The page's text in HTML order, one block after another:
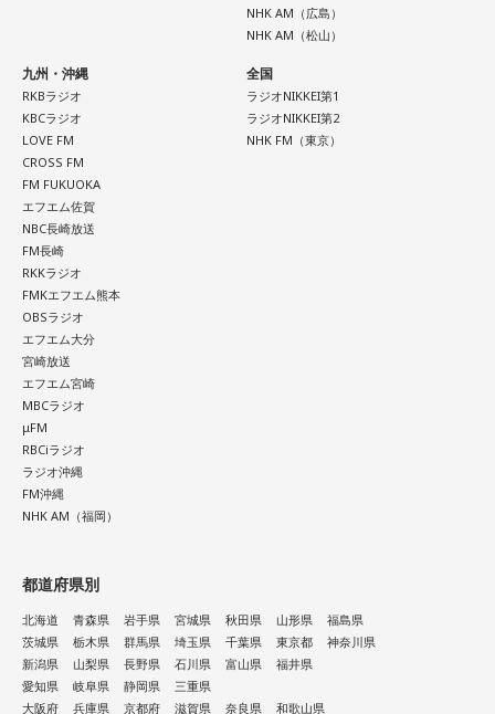
NHK AM（広島）
NHK AM（松山）
九州・沖縄
RKBラジオ
KBCラジオ
LOVE FM
CROSS FM
FM FUKUOKA
エフエム佐賀
NBC長崎放送
FM長崎
RKKラジオ
FMKエフエム熊本
OBSラジオ
エフエム大分
宮崎放送
エフエム宮崎
MBCラジオ
μFM
RBCiラジオ
ラジオ沖縄
FM沖縄
NHK AM（福岡）
全国
ラジオNIKKEI第1
ラジオNIKKEI第2
NHK FM（東京）
都道府県別
北海道 青森県 岩手県 宮城県 秋田県 山形県
福島県
茨城県
栃木県 群馬県 埼玉県 千葉県 東京都
神奈川県
新潟県
山梨県 長野県 石川県 富山県
福井県
愛知県
岐阜県 静岡県
三重県
大阪府
兵庫県 京都府 滋賀県 奈良県 和歌山県